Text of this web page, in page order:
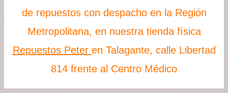
de repuestos con despacho en la Región
Metropolitana, en nuestra tienda física
Repuestos Peter en Talagante, calle Libertad
814 frente al Centro Médico